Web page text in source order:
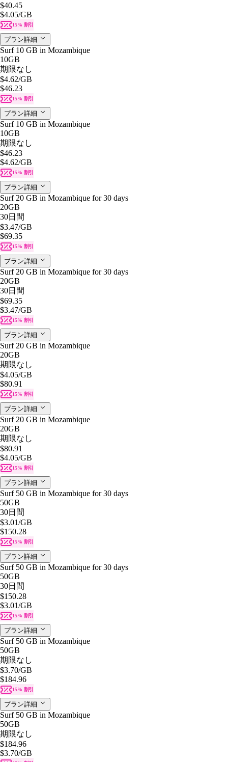
$40.45
$4.05/GB
15% 割引
プラン詳細
Surf 10 GB in Mozambique
10GB
期限なし
$4.62/GB
$46.23
15% 割引
プラン詳細
Surf 10 GB in Mozambique
10GB
期限なし
$46.23
$4.62/GB
15% 割引
プラン詳細
Surf 20 GB in Mozambique for 30 days
20GB
30日間
$3.47/GB
$69.35
15% 割引
プラン詳細
Surf 20 GB in Mozambique for 30 days
20GB
30日間
$69.35
$3.47/GB
15% 割引
プラン詳細
Surf 20 GB in Mozambique
20GB
期限なし
$4.05/GB
$80.91
15% 割引
プラン詳細
Surf 20 GB in Mozambique
20GB
期限なし
$80.91
$4.05/GB
15% 割引
プラン詳細
Surf 50 GB in Mozambique for 30 days
50GB
30日間
$3.01/GB
$150.28
15% 割引
プラン詳細
Surf 50 GB in Mozambique for 30 days
50GB
30日間
$150.28
$3.01/GB
15% 割引
プラン詳細
Surf 50 GB in Mozambique
50GB
期限なし
$3.70/GB
$184.96
15% 割引
プラン詳細
Surf 50 GB in Mozambique
50GB
期限なし
$184.96
$3.70/GB